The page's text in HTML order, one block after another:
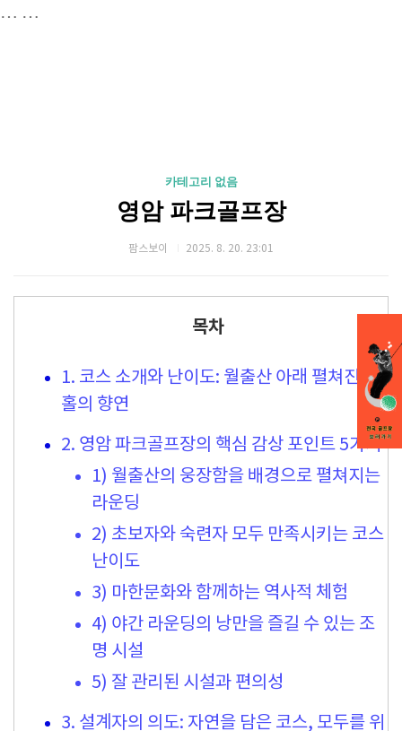
… …
카테고리 없음
영암 파크골프장
팜스보이 2025. 8. 20. 23:01
목차
1. 코스 소개와 난이도: 월출산 아래 펼쳐진 18
홀의 향연
2. 영암 파크골프장의 핵심 감상 포인트 5가지
1) 월출산의 웅장함을 배경으로 펼쳐지는
라운딩
2) 초보자와 숙련자 모두 만족시키는 코스
난이도
3) 마한문화와 함께하는 역사적 체험
4) 야간 라운딩의 낭만을 즐길 수 있는 조
명 시설
5) 잘 관리된 시설과 편의성
3. 설계자의 의도: 자연을 담은 코스, 모두를 위